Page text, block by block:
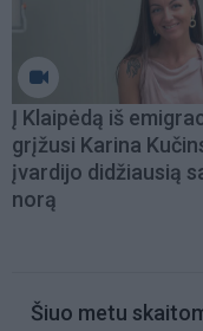
Į Klaipėdą iš
grįžusi Karina
įvardijo didžiausią
norą
Šiuo metu